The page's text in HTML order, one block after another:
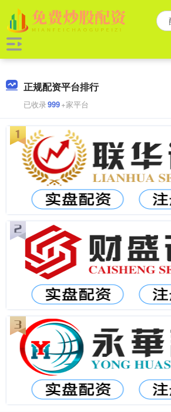
正规配资平台排行
已收录999+家平台